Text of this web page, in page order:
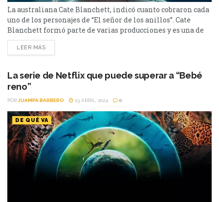
La australiana Cate Blanchett, indicó cuanto cobraron cada
uno de los personajes de “El señor de los anillos”. Cate
Blanchett formó parte de varias producciones y es una de
las pocas actrices que han ganado los cuatro premios más
importantes del cine: dos premios Óscar, cuatro Globos de
Actores. Entre...
LEER MÁS
La serie de Netflix que puede superar a “Bebé
reno”
POR JUAMPA BARBERO 23 ABRIL, 2024 0
DE QUÉ VA